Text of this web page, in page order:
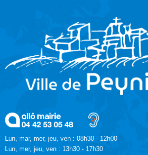
Lun, mar, mer, jeu, ven : 08h30 - 12h00
Lun, mer, jeu, ven : 13h30 - 17h30